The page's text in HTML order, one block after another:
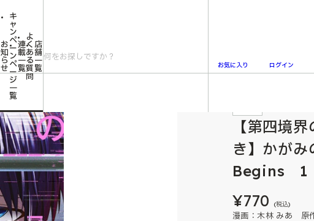
お
知
ら
せ
キ
ャ
ン
ペ
ー
ン
ペ
ー
ジ
一
覧
連
載
一
覧
よ
く
あ
る
質
問
店
舗
一
覧
お気に入り ログイン
【第四境界の謎解き付描き下ろし4Pリーフレット付き】かがみの特殊少年更生施設 The Escape Begins 1
【第四境
き】かが
Begins 1
¥770 (税込)
漫画：木林 みあ 原